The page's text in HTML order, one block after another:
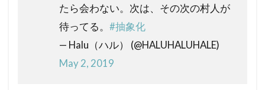
たら会わない。次は、その次の村人が
待ってる。 #抽象化
— Halu（ハル） (@HALUHALUHALE)
May 2, 2019